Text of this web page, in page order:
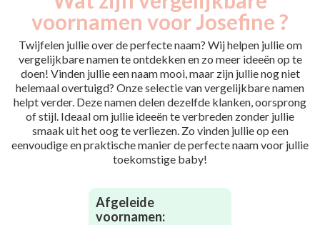
voornamen voor Josefine ?
Twijfelen jullie over de perfecte naam? Wij helpen jullie om
vergelijkbare namen te ontdekken en zo meer ideeën op te
doen! Vinden jullie een naam mooi, maar zijn jullie nog niet
helemaal overtuigd? Onze selectie van vergelijkbare namen
helpt verder. Deze namen delen dezelfde klanken, oorsprong
of stijl. Ideaal om jullie ideeën te verbreden zonder jullie
smaak uit het oog te verliezen. Zo vinden jullie op een
eenvoudige en praktische manier de perfecte naam voor jullie
toekomstige baby!
Afgeleide
voornamen: